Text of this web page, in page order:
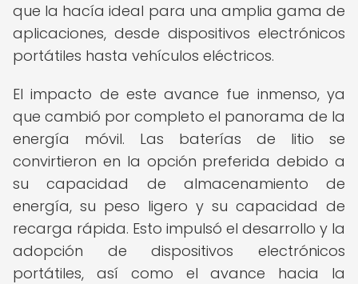
que la hacía ideal para una amplia gama de
aplicaciones, desde dispositivos electrónicos
portátiles hasta vehículos eléctricos.
El impacto de este avance fue inmenso, ya
que cambió por completo el panorama de la
energía móvil. Las baterías de litio se
convirtieron en la opción preferida debido a
su capacidad de almacenamiento de
energía, su peso ligero y su capacidad de
recarga rápida. Esto impulsó el desarrollo y la
adopción de dispositivos electrónicos
portátiles, así como el avance hacia la